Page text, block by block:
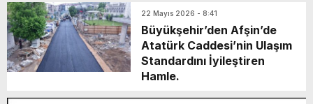
22 Mayıs 2026 - 8:41
Büyükşehir’den Afşin’de
Atatürk Caddesi’nin Ulaşım
Standardını İyileştiren
Hamle.